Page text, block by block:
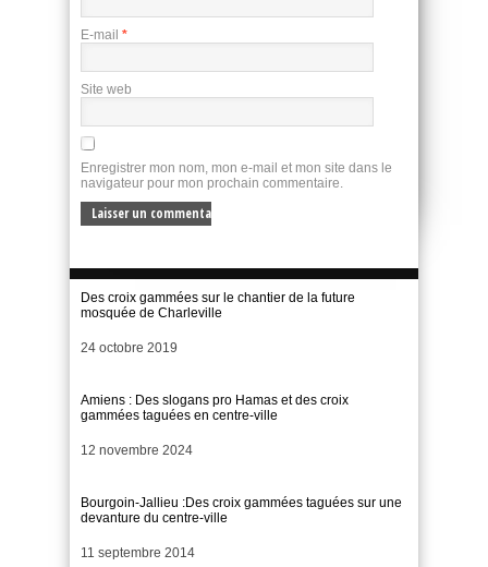
E-mail *
Site web
Enregistrer mon nom, mon e-mail et mon site dans le
navigateur pour mon prochain commentaire.
Des croix gammées sur le chantier de la future
mosquée de Charleville
Date
24 octobre 2019
Amiens : Des slogans pro Hamas et des croix
gammées taguées en centre-ville
Date
12 novembre 2024
Bourgoin-Jallieu :Des croix gammées taguées sur une
devanture du centre-ville
Date
11 septembre 2014